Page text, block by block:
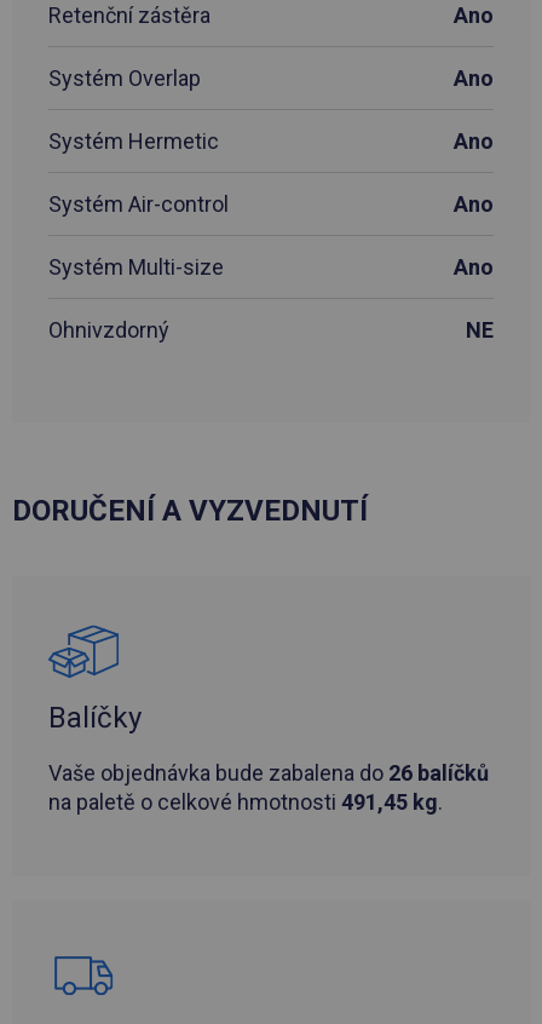
Retenční zástěra Ano
Systém Overlap Ano
Systém Hermetic Ano
Systém Air-control Ano
Systém Multi-size Ano
Ohnivzdorný NE
DORUČENÍ A VYZVEDNUTÍ
Balíčky
Vaše objednávka bude zabalena do 26 balíčků
na paletě o celkové hmotnosti 491,45 kg.